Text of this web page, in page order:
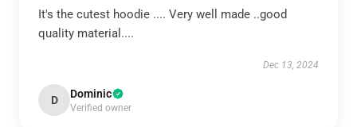
It's the cutest hoodie .... Very well made ..good
quality material....
Dec 13, 2024
D Dominic
Verified owner